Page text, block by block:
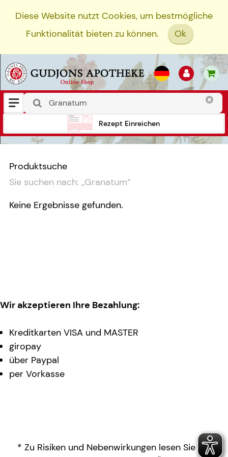
Diese Website nutzt Cookies, um bestmögliche
Funktionalität bieten zu können.
Ok
Rezept Einreichen
Produktsuche
Sie suchen nach: „Granatum“
Keine Ergebnisse gefunden.
Wir akzeptieren Ihre Bezahlung:
Kreditkarten VISA und MASTER
giropay
über Paypal
per Vorkasse
* Zu Risiken und Nebenwirkungen lesen Sie die